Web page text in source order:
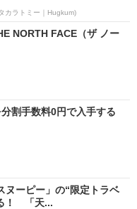
カラトミー｜Hugkum)
NORTH FACE（ザ ノー
割手数料0円で入手する
ヌーピー」の“限定トラベ
！ 「天...